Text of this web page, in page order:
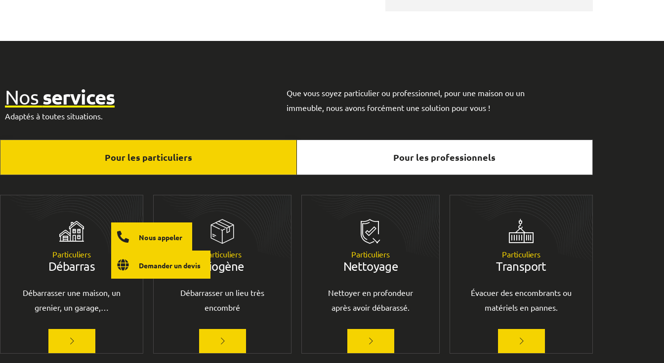
Nosservices
Adaptés à toutes situations.
Que vous soyez particulier ou professionnel, pour une maison ou un
immeuble, nous avons forcément une solution pour vous !
Pour les particuliers Pour les professionnels
Particuliers
Débarras
Débarrasser une maison, un
grenier, un garage,…
Particuliers
Diogène
Débarrasser un lieu très
encombré
Particuliers
Nettoyage
Nettoyer en profondeur
après avoir débarassé.
Particuliers
Transport
Évacuer des encombrants ou
matériels en pannes.
Nous appeler
Demander un devis